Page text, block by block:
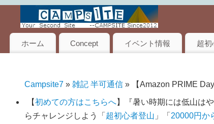
ホーム Concept イベント情報 超初
Campsite7 » 雑記 半可通信 » 【Amazon PRIME
【初めての方はこちらへ】『暑い時期には低山は
らチャレンジしよう「 超初心者登山 」「 20000円か